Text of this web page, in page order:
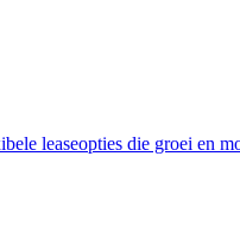
leaseopties die groei en